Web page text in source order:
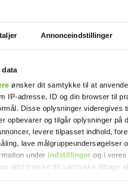
Annonceindstillinger
ønsker dit samtykke til at
IP-adresse, ID og din browser til
Disse oplysninger videregives
opbevarer og tilgår oplysninger på
levere tilpasset indhold,
lave målgruppeundersøgelser
under indstillinger og i vores
altid trække dit samtykke tilbage
tv sammen